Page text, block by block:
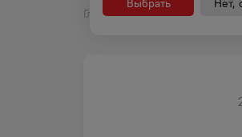
Главная Новости и акции